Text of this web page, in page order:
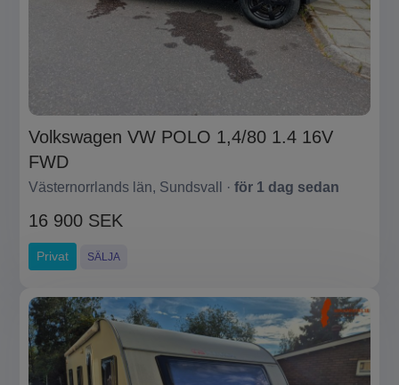
Volkswagen VW POLO 1,4/80 1.4 16V
FWD
Västernorrlands län, Sundsvall · för 1 dag sedan
16 900 SEK
Privat SÄLJA